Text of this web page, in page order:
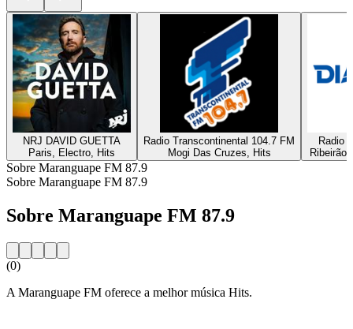
NRJ DAVID GUETTA
Paris, Electro, Hits
Radio Transcontinental 104.7 FM
Mogi Das Cruzes, Hits
Radio
Ribeirão
Sobre Maranguape FM 87.9
Sobre Maranguape FM 87.9
Sobre Maranguape FM 87.9
(0)
A Maranguape FM oferece a melhor música Hits.